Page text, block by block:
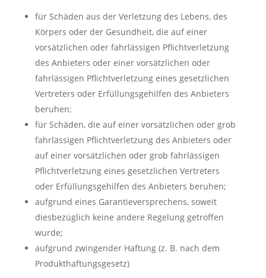
für Schäden aus der Verletzung des Lebens, des
Körpers oder der Gesundheit, die auf einer
vorsätzlichen oder fahrlässigen Pflichtverletzung
des Anbieters oder einer vorsätzlichen oder
fahrlässigen Pflichtverletzung eines gesetzlichen
Vertreters oder Erfüllungsgehilfen des Anbieters
beruhen;
für Schäden, die auf einer vorsätzlichen oder grob
fahrlässigen Pflichtverletzung des Anbieters oder
auf einer vorsätzlichen oder grob fahrlässigen
Pflichtverletzung eines gesetzlichen Vertreters
oder Erfüllungsgehilfen des Anbieters beruhen;
aufgrund eines Garantieversprechens, soweit
diesbezüglich keine andere Regelung getroffen
wurde;
aufgrund zwingender Haftung (z. B. nach dem
Produkthaftungsgesetz)